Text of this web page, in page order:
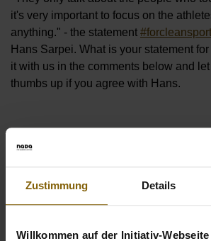
Zustimmung Details
Willkommen auf der Initiativ-Webseite
it's very important to focus on the
anything." - the statement #forcleansport
Hans Sarpei. What is your statement
it with us in the comments below and
thumbs up if you agree with Hans.
FOR FUTURE
CAMPAIGN SPOT